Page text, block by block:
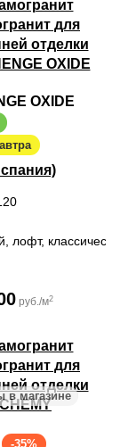
OXIDE
лофт,
руб./м2
в магазине
-35%